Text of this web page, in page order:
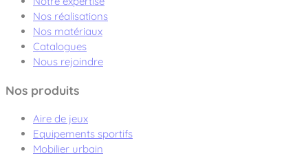
Nos réalisations
Nos matériaux
Catalogues
Nous rejoindre
Nos produits
Aire de jeux
Equipements sportifs
Mobilier urbain